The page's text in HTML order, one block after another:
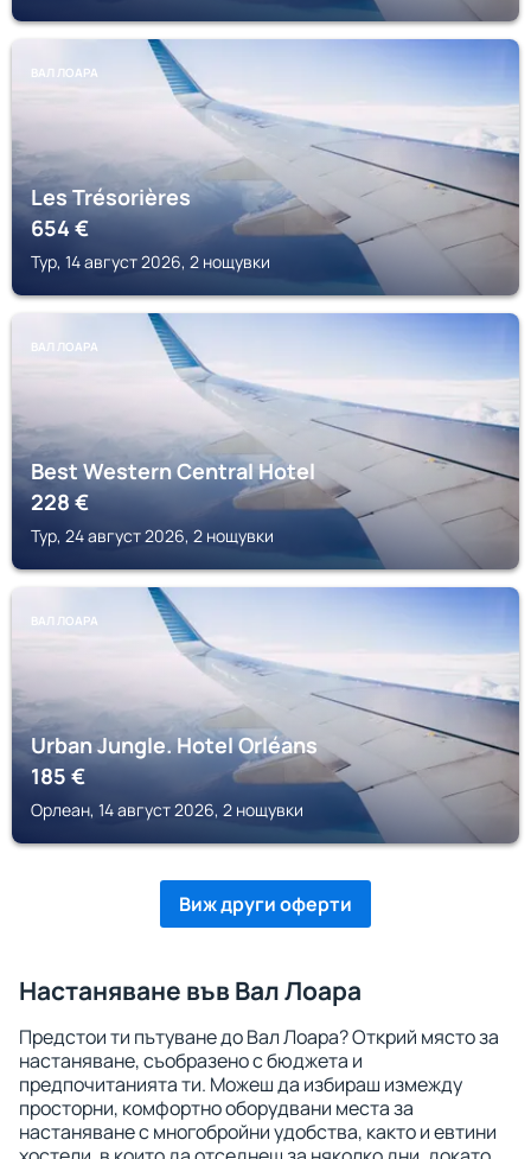
ВАЛ ЛОАРА
Les Trésorières
654€
Тур, 14 август 2026, 2 нощувки
ВАЛ ЛОАРА
Best Western Central Hotel
228€
Тур, 24 август 2026, 2 нощувки
ВАЛ ЛОАРА
Urban Jungle. Hotel Orléans
185€
Орлеан, 14 август 2026, 2 нощувки
Виж други оферти
Настаняване във Вал Лоара
Предстои ти пътуване до Вал Лоара? Открий място за
настаняване, съобразено с бюджета и
предпочитанията ти. Можеш да избираш измежду
просторни, комфортно оборудвани места за
настаняване с многобройни удобства, както и евтини